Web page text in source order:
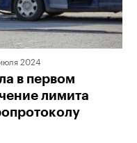
/ 00:00
2024
в первом
лимита